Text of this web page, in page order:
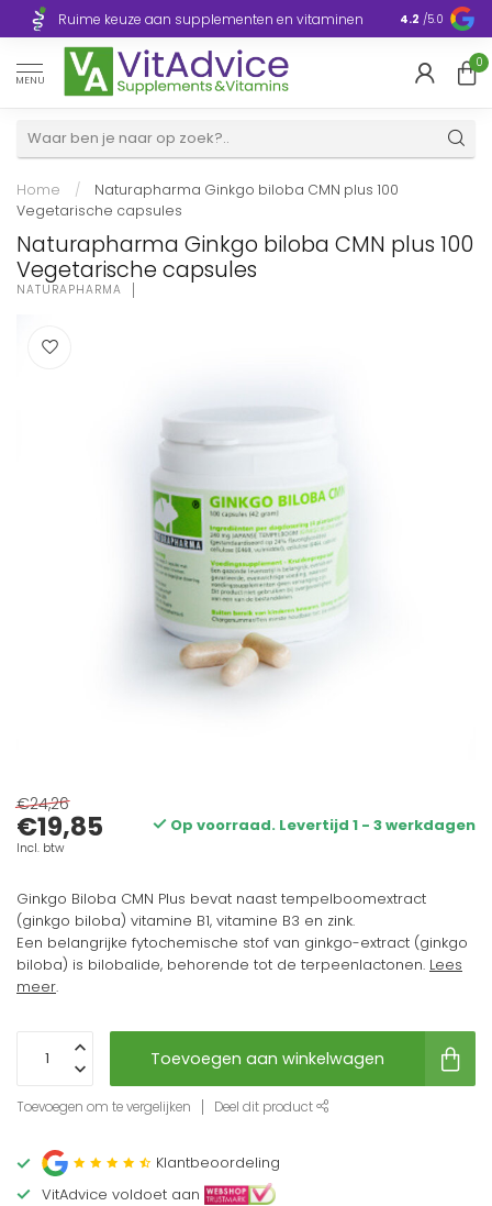
Ruime keuze aan supplementen en vitaminen Europa
4.2 /5.0
MENU
0
Home /
Naturapharma Ginkgo biloba CMN plus 100
Vegetarische capsules
Naturapharma Ginkgo biloba CMN plus 100
Vegetarische capsules
NATURAPHARMA
€24,26
€19,85
Incl. btw
Op voorraad. Levertijd 1 - 3 werkdagen
Ginkgo Biloba CMN Plus bevat naast tempelboomextract
(ginkgo biloba) vitamine B1, vitamine B3 en zink.
Een belangrijke fytochemische stof van ginkgo-extract (ginkgo
biloba) is bilobalide, behorende tot de terpeenlactonen. Lees
meer.
Toevoegen aan winkelwagen
Toevoegen om te vergelijken Deel dit product
Klantbeoordeling
VitAdvice voldoet aan